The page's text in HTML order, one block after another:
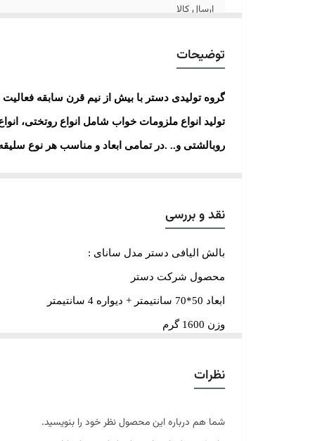
ارسال کالا
توضیحات
گروه تولیدی دستر با بیش از نیم قرن سابقه فعالیت
تولید انواع ملزومات خواب شامل انواع روتختی،
روبالشتی و..
.در تمامی ابعاد و مناسب هر نوع سلیقه
ما باور داریم کالای خواب باید کاملا خوب باشد؛
نقد و بررسی
بالش الیافی دستر مدل سانای :
محصول شرکت دستر
ابعاد 50*70 سانتیمتر + دیواره 4 سانتیمتر
وزن 1600 گرم
14 ماه گارانتی پارچه رویه
قابل شستشو
نظرات
شما هم درباره این محصول نظر خود را بنویسید.